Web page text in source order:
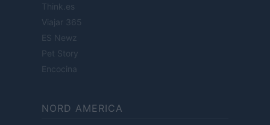
Think.es
Viajar 365
ES Newz
Pet Story
Encocina
NORD AMERICA